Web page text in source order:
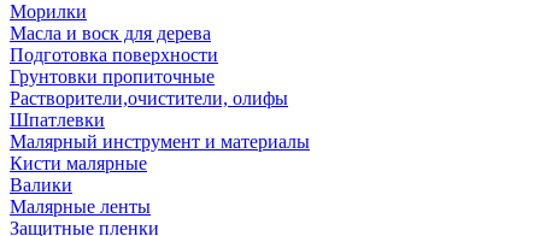
Морилки
Масла и воск для дерева
Подготовка поверхности
Грунтовки пропиточные
Растворители,очистители, олифы
Шпатлевки
Малярный инструмент и материалы
Кисти малярные
Валики
Малярные ленты
Защитные пленки